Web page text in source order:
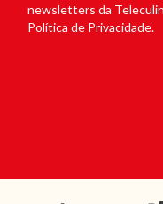
newsletters da
Política de Privacidade.